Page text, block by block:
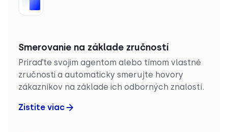
Smerovanie na základe zručností
Priraďte svojim agentom alebo tímom vlastné
zručnosti a automaticky smerujte hovory
zákazníkov na základe ich odborných znalostí.
Zistite viac